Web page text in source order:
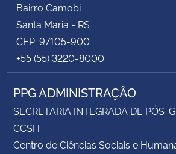
Bairro Camobi
Santa Maria - RS
CEP: 97105-900
+55 (55) 3220-8000
PPG ADMINISTRAÇÃO
SECRETARIA INTEGRADA DE PÓS-
CCSH
Centro de Ciências Sociais e